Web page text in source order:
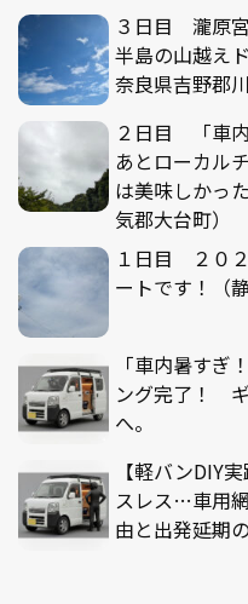
３日目 瀧原
半島の山越え
奈良県吉野郡川
２日目 「車
あとローカル
は美味しかっ
気郡大台町）
１日目 ２０
ートです！（
「車内暑すぎ
ング完了！
へ。
【軽バンDIY
スレス…車用
由と出発延期